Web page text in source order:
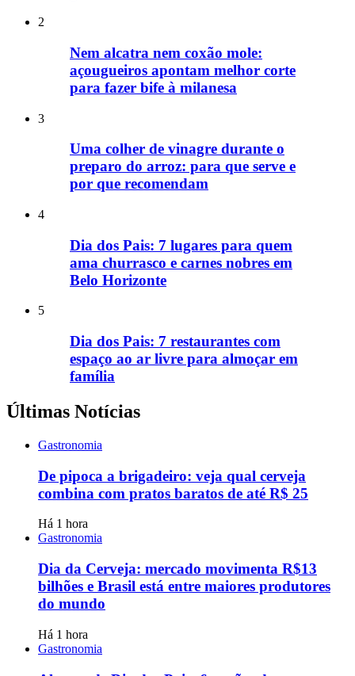
2
Nem alcatra nem coxão mole:
açougueiros apontam melhor corte
para fazer bife à milanesa
3
Uma colher de vinagre durante o
preparo do arroz: para que serve e
por que recomendam
4
Dia dos Pais: 7 lugares para quem
ama churrasco e carnes nobres em
Belo Horizonte
5
Dia dos Pais: 7 restaurantes com
espaço ao ar livre para almoçar em
família
Últimas Notícias
Gastronomia
De pipoca a brigadeiro: veja qual cerveja
combina com pratos baratos de até R$ 25
Há 1 hora
Gastronomia
Dia da Cerveja: mercado movimenta R$13
bilhões e Brasil está entre maiores produtores
do mundo
Há 1 hora
Gastronomia